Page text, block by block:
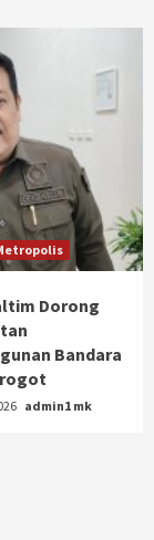
Dorong
Bandara
admin1 mk